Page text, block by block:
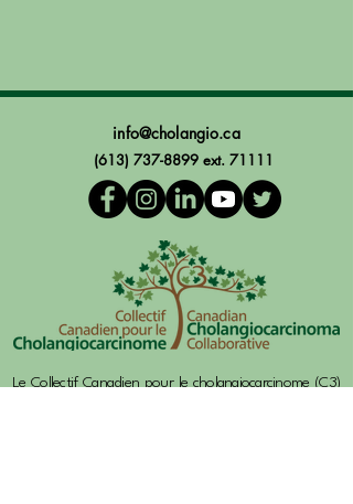
info@cholangio.ca
(613) 737-8899 ext. 71111
Le Collectif Canadien pour le cholangiocarcinome (C3)